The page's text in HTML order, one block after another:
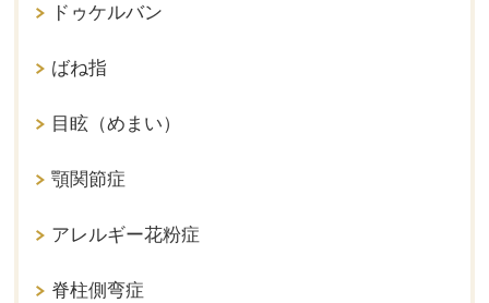
ドゥケルバン
ばね指
目眩（めまい）
顎関節症
アレルギー花粉症
脊柱側弯症